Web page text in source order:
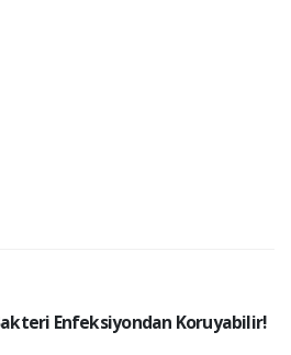
Enfeksiyondan Koruyabilir!